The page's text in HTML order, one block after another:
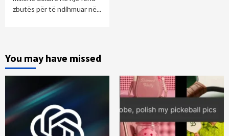
zbutës për të ndihmuar në...
You may have missed